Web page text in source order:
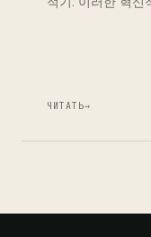
ЧИТАТЬ→